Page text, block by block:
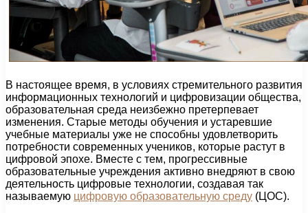
В настоящее время, в условиях стремительного развития
информационных технологий и цифровизации общества,
образовательная среда неизбежно претерпевает
изменения. Старые методы обучения и устаревшие
учебные материалы уже не способны удовлетворить
потребности современных учеников, которые растут в
цифровой эпохе. Вместе с тем, прогрессивные
образовательные учреждения активно внедряют в свою
деятельность цифровые технологии, создавая так
называемую цифровую образовательную среду (ЦОС).